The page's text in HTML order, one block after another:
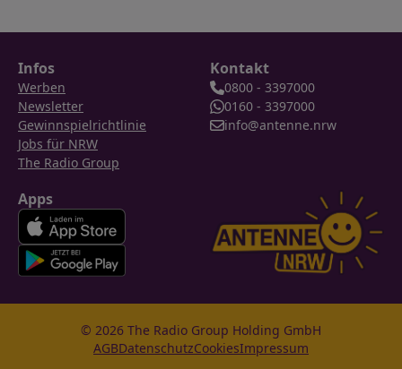
Infos
Werben
Newsletter
Gewinnspielrichtlinie
Jobs für NRW
The Radio Group
Kontakt
0800 - 3397000
0160 - 3397000
info@antenne.nrw
Apps
© 2026 The Radio Group Holding GmbH
AGBDatenschutzCookiesImpressum